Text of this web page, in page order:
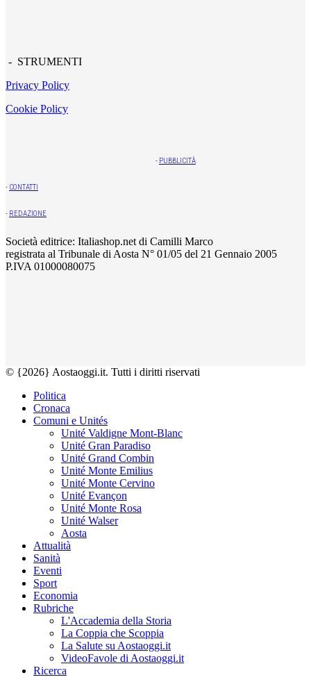
- STRUMENTI
Privacy Policy
Cookie Policy
- PUBBLICITÀ
- CONTATTI
- REDAZIONE
Società editrice: Italiashop.net di Camilli Marco
registrata al Tribunale di Aosta N° 01/05 del 21 Gennaio 2005
P.IVA 01000080075
© {2026} Aostaoggi.it. Tutti i diritti riservati
Politica
Cronaca
Comuni e Unités
Unité Valdigne Mont-Blanc
Unité Gran Paradiso
Unité Grand Combin
Unité Monte Emilius
Unité Monte Cervino
Unité Evançon
Unité Monte Rosa
Unité Walser
Aosta
Attualità
Sanità
Eventi
Sport
Economia
Rubriche
L'Accademia della Storia
La Coppia che Scoppia
La Salute su Aostaoggi.it
VideoFavole di Aostaoggi.it
Ricerca